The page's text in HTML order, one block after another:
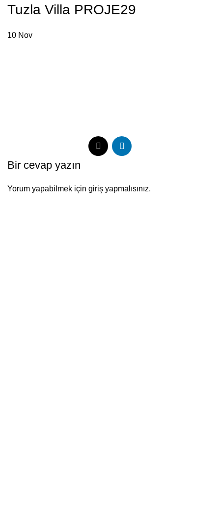
Tuzla Villa PROJE29
10 Nov
Bir cevap yazın
Yorum yapabilmek için giriş yapmalısınız.